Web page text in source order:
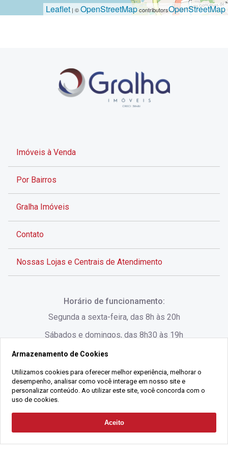
Solicitar Contato
Leaflet | ©OpenStreetMapcontributorsOpenStreetMap
Imóveis à Venda
Por Bairros
Gralha Imóveis
Contato
Nossas Lojas e Centrais de Atendimento
SC
(48) 3220-1045
Alameda César Nascimento, 549, Salas 1, 2 e 3 -
Jurerê, - Florianópolis - SC
Horário de funcionamento:
Segunda a sexta-feira, das 8h às 20h
Sábados e domingos, das 8h30 às 19h
2021 Copyright - Gralha Imóveis CRECI 008060/O - Todos os direitos
CNPJ:18.091.083/0001-37
Armazenamento de Cookies
Utilizamos cookies para oferecer melhor experiência, melhorar o
desempenho, analisar como você interage em nosso site e
personalizar conteúdo. Ao utilizar este site, você concorda com o
uso de cookies.
Aceito